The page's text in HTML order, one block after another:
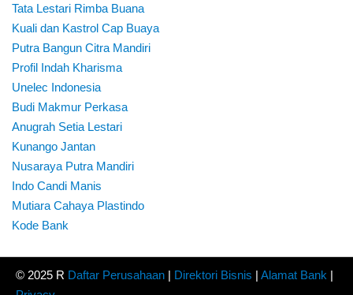
Tata Lestari Rimba Buana
Kuali dan Kastrol Cap Buaya
Putra Bangun Citra Mandiri
Profil Indah Kharisma
Unelec Indonesia
Budi Makmur Perkasa
Anugrah Setia Lestari
Kunango Jantan
Nusaraya Putra Mandiri
Indo Candi Manis
Mutiara Cahaya Plastindo
Kode Bank
© 2025 R Daftar Perusahaan | Direktori Bisnis | Alamat Bank |